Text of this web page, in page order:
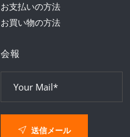
お支払いの方法
お買い物の方法
会報
送信メール